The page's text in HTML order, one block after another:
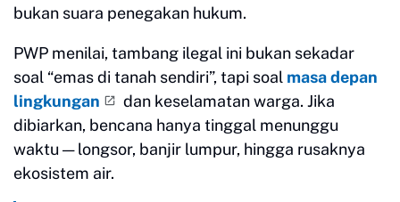
bukan suara penegakan hukum.
PWP menilai, tambang ilegal ini bukan sekadar
soal “emas di tanah sendiri”, tapi soal masa depan
lingkungan
dan keselamatan warga. Jika
dibiarkan, bencana hanya tinggal menunggu
waktu — longsor, banjir lumpur, hingga rusaknya
ekosistem air.